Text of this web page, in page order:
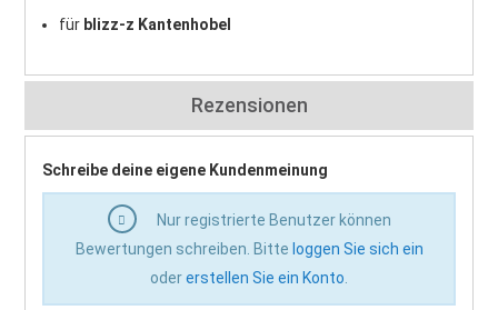
für blizz-z Kantenhobel
Rezensionen
Schreibe deine eigene Kundenmeinung
Nur registrierte Benutzer können
Bewertungen schreiben. Bitte loggen Sie sich ein
odererstellen Sie ein Konto